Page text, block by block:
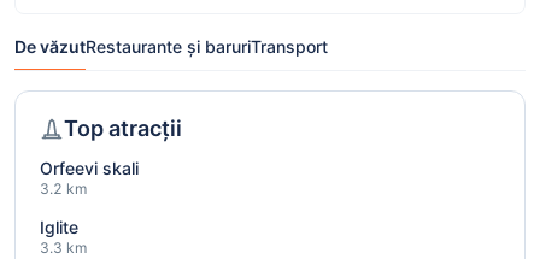
De văzutRestaurante și baruriTransport
Top atracții
Orfeevi skali
3.2 km
Iglite
3.3 km